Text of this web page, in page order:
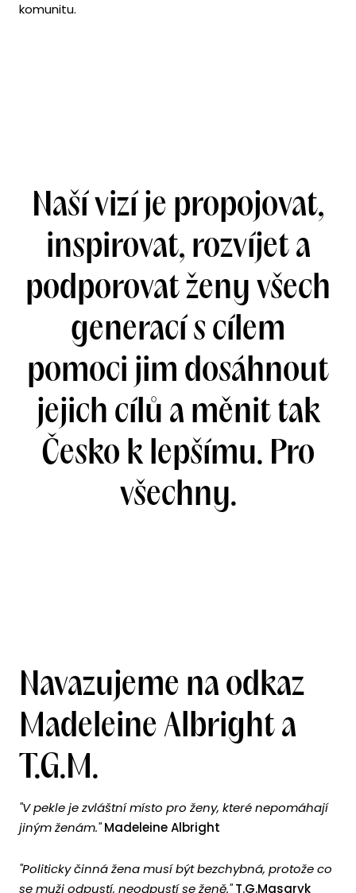
komunitu.
Naší vizí je propojovat,
inspirovat, rozvíjet a
podporovat ženy všech
generací s cílem
pomoci jim dosáhnout
jejich cílů a měnit tak
Česko k lepšímu. Pro
všechny.
Navazujeme na odkaz
Madeleine Albright a
T.G.M.
"V pekle je zvláštní místo pro ženy, které nepomáhají
jiným ženám."Madeleine Albright
"Politicky činná žena musí být bezchybná, protože co
se muži odpustí, neodpustí se ženě." T.G.Masaryk